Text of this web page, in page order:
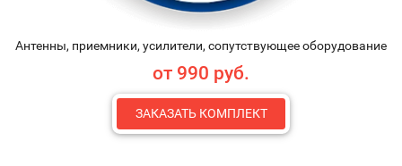
Антенны, приемники, усилители, сопутствующее оборудование
от 990 руб.
ЗАКАЗАТЬ КОМПЛЕКТ